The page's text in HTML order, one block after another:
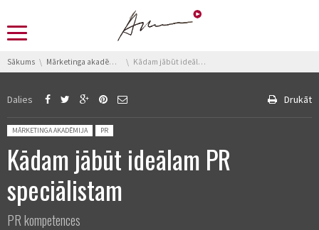
You are here:
Sākums Mārketinga akadēmija Kādam jābūt ideālam PR speciālistam
Dalies Drukāt
Posted in:
MĀRKETINGA AKADĒMIJA PR
Kādam jābūt ideālam PR
speciālistam
PR kompetences